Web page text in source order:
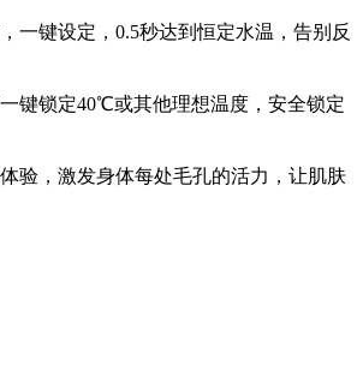
一键设定，0.5秒达到恒定水温，告别反
键锁定40℃或其他理想温度，安全锁定
验，激发身体每处毛孔的活力，让肌肤